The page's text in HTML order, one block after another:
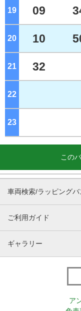
19 09
20 10
21 32
22
23
この
車両検索/ラッピング
ご利用ガイド
ギャラリー
ア